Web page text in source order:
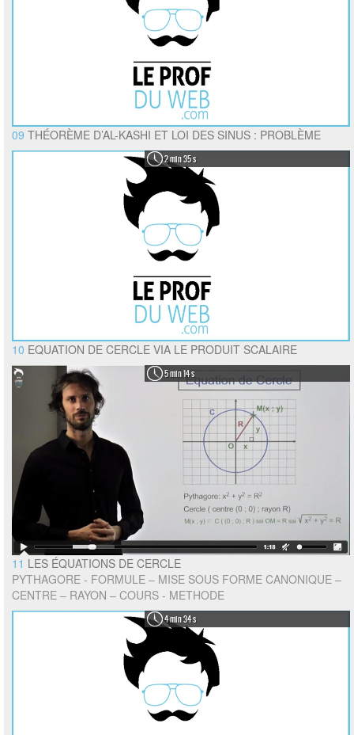
09 THÉORÈME D’AL-KASHI ET LOI DES SINUS : PROBLÈME
2 min 35 s
10 EQUATION DE CERCLE VIA LE PRODUIT SCALAIRE
5 min 14 s
11 LES ÉQUATIONS DE CERCLE
PYTHAGORE - FORMULE – MISE SOUS FORME CANONIQUE –
CENTRE – RAYON – COURS - METHODE
4 min 34 s